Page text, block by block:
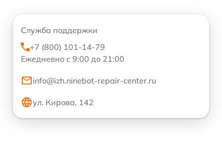
Служба поддержки
+7 (800) 101-14-79
Ежедневно с 9:00 до 21:00
info@izh.ninebot-repair-center.ru
ул. Кирова, 142